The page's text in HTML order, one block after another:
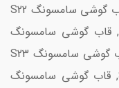
S21 Plus, قاب گوشی سامسونگ S22, قاب گوشی سامسونگ S22
Ultra, قاب گوشی سامسونگ S22 Plus, قاب گوشی سامسونگ
S23, قاب گوشی سامسونگ S23 FE, قاب گوشی سامسونگ S23
Ultra, قاب گوشی سامسونگ S23 Plus, قاب گوشی سامسونگ